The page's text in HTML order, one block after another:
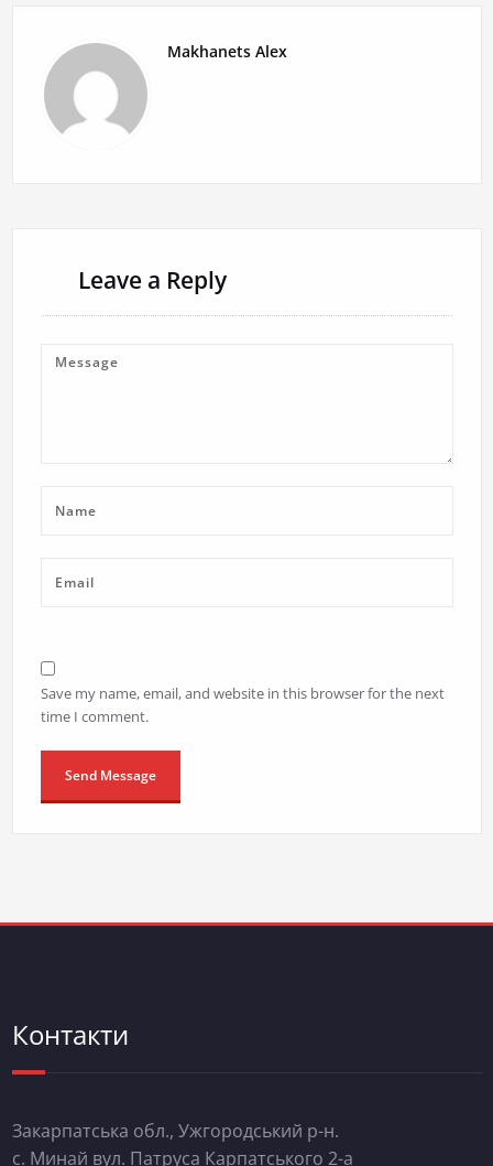
Makhanets Alex
Leave a Reply
Save my name, email, and website in this browser for the next
time I comment.
Контакти
Закарпатська обл., Ужгородський р-н.
с. Минай вул. Патруса Карпатського 2-а